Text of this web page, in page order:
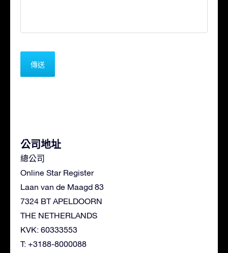
公司地址
總公司
Online Star Register
Laan van de Maagd 83
7324 BT APELDOORN
THE NETHERLANDS
KVK: 60333553
T: +3188-8000088